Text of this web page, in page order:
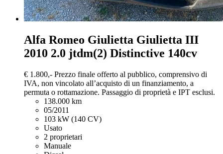
Alfa Romeo Giulietta Giulietta III
2010 2.0 jtdm(2) Distinctive 140cv
€ 1.800,- Prezzo finale offerto al pubblico, comprensivo di
IVA, non vincolato all’acquisto di un finanziamento, a
permuta o rottamazione. Passaggio di proprietà e IPT esclusi.
138.000 km
05/2011
103 kW (140 CV)
Usato
2 proprietari
Manuale